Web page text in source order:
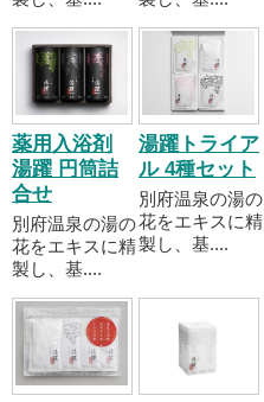
薬用入浴剤
湯躍 円筒詰
合せ
別府温泉の湯の
花をエキスに精
製し、基....
湯躍トライア
ル 4種セット
別府温泉の湯の
花をエキスに精
製し、基....